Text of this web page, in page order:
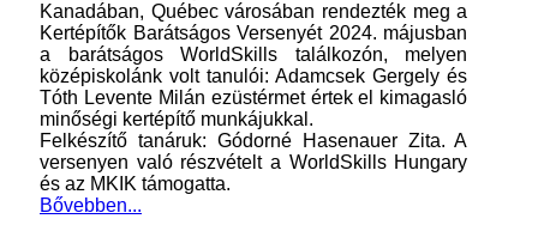
Kanadában, Québec városában rendezték meg a
Kertépítők Barátságos Versenyét 2024. májusban
a barátságos WorldSkills találkozón, melyen
középiskolánk volt tanulói: Adamcsek Gergely és
Tóth Levente Milán ezüstérmet értek el kimagasló
minőségi kertépítő munkájukkal.
Felkészítő tanáruk: Gódorné Hasenauer Zita. A
versenyen való részvételt a WorldSkills Hungary
és az MKIK támogatta.
Bővebben...